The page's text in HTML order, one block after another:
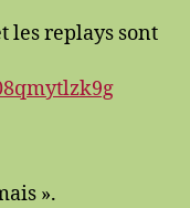
les replays sont
».